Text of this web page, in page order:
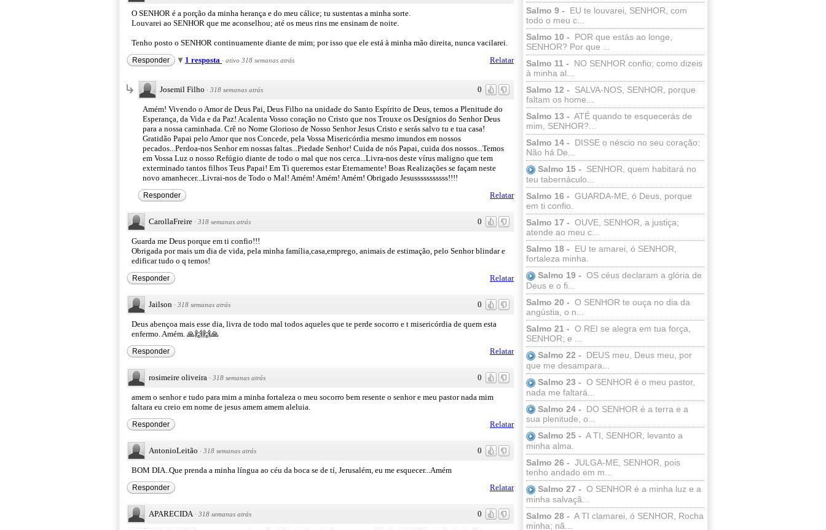
Salmo 9 -
EU te louvarei, SENHOR, com
todo o meu c...
Salmo 10 -
POR que estás ao longe,
SENHOR? Por que ...
Salmo 11 -
NO SENHOR confio; como dizeis
à minha al...
Salmo 12 -
SALVA-NOS, SENHOR, porque
faltam os home...
Salmo 13 - ATÉ quando te esquecerás de
mim, SENHOR?...
Salmo 14 -
DISSE o néscio no seu coração:
Não há De...
Salmo 15 -
SENHOR, quem habitará no
teu tabernáculo...
Salmo 16 - GUARDA-ME, ó Deus, porque
em ti confio.
Salmo 17 - OUVE, SENHOR, a justiça;
atende ao meu c...
Salmo 18 -
EU te amarei, ó SENHOR,
fortaleza minha.
Salmo 19 - OS céus declaram a glória de
Deus e o fi...
Salmo 20 - O SENHOR te ouça no dia da
angústia, o n...
Salmo 21 - O REI se alegra em tua força,
SENHOR; e ...
Salmo 22 -
DEUS meu, Deus meu, por
que me desampara...
Salmo 23 - O SENHOR é o meu pastor,
nada me faltará...
Salmo 24 -
DO SENHOR é a terra e a
sua plenitude, o...
Salmo 25 - A TI, SENHOR, levanto a
minha alma.
Salmo 26 - JULGA-ME, SENHOR, pois
tenho andado em m...
Salmo 27 - O SENHOR é a minha luz e a
minha salvaçã...
Salmo 28 - A TI clamarei, ó SENHOR, Rocha
minha; nã...
O SENHOR é a porção da minha herança e do meu cálice; tu sustentas a minha sorte.
Louvarei ao SENHOR que me aconselhou; até os meus rins me ensinam de noite.
Tenho posto o SENHOR continuamente diante de mim; por isso que ele está à minha mão direita, nunca vacilarei.
Relatar
Responder 1 resposta · ativo 318 semanas atrás
0
Josemil Filho · 318 semanas atrás
Amém! Vivendo o Amor de Deus Pai, Deus Filho na unidade do Santo Espírito de Deus, temos a Plenitude do
Esperança, da Vida e da Paz! Acalenta Vosso coração no Cristo que nos Trouxe os Desígnios do Senhor Deus
para a nossa caminhada. Crê no Nome Glorioso de Nosso Senhor Jesus Cristo e serás salvo tu e tua casa!
Gratidão Papai pelo Amor que nos Concede, pela Vossa Misericórdia mesmo imundos em nossos
pecados...Perdoa-nos Senhor em nossas faltas...Piedade Senhor! Cuida de nós Papai, cuida dos nossos...Temos
em Vossa Luz o nosso Refúgio diante de todo o mal que nos cerca...Livra-nos deste vírus maligno que tem
exterminado tantos filhos Teus Papai! Em Ti queremos estar Eternamente! Boas Realizações se façam neste
novo amanhecer...Livrai-nos de Todo o Mal! Amém! Amém! Amém! Obrigado Jesusssssssssss!!!!
Relatar
Responder
0
CarollaFreire · 318 semanas atrás
Guarda me Deus porque em ti confio!!!
Obrigada por mais um dia de vida, pela minha família,casa,emprego, animais de estimação, pelo Senhor blindar e
edificar tudo o q temos!
Relatar
Responder
0
Jailson · 318 semanas atrás
Deus abençoa mais esse dia, livra de todo mal todos aqueles que te perde socorro e t misericórdia de quem esta
enfermo. Amém. 🙏🙌🙌🙏
Relatar
Responder
0
rosimeire oliveira · 318 semanas atrás
amem o senhor e tudo para mim a minha fortaleza o meu socorro bem resente o senhor e meu pastor nada mim
faltara eu creio em nome de jesus amem amem aleluia.
Relatar
Responder
0
AntonioLeitão · 318 semanas atrás
BOM DIA..Que prenda a minha língua ao céu da boca se de tí, Jerusalém, eu me esquecer...Amém
Relatar
Responder
0
APARECIDA · 318 semanas atrás